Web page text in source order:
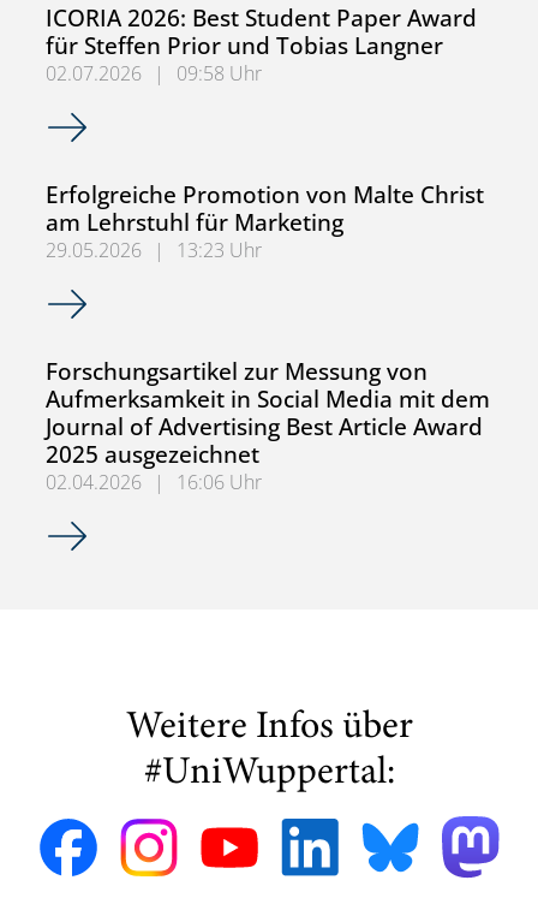
ICORIA 2026: Best Student Paper Award
für Steffen Prior und Tobias Langner
02.07.2026 |
09:58 Uhr
ICORIA 2026: Best Student Paper Award für Steffen
Erfolgreiche Promotion von Malte Christ
am Lehrstuhl für Marketing
29.05.2026 |
13:23 Uhr
Erfolgreiche Promotion von Malte Christ am Lehrstuhl für
Forschungsartikel zur Messung von
Aufmerksamkeit in Social Media mit dem
Journal of Advertising Best Article Award
2025 ausgezeichnet
02.04.2026 |
16:06 Uhr
Forschungsartikel zur Messung von Aufmerksamkeit in
Weitere Infos über
#UniWuppertal: